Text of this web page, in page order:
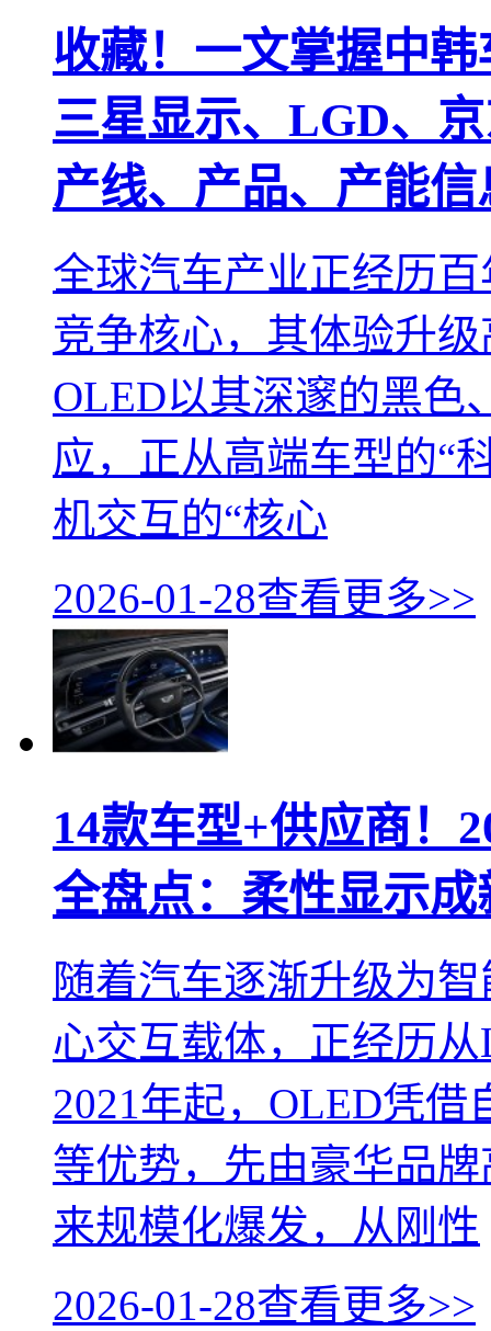
收藏！一文掌握中
三星显示、LGD、
产线、产品、产能信
全球汽车产业正经历
竞争核心，其体验升
OLED以其深邃的黑色
应，正从高端车型的“
机交互的“核心
2026-01-28查看更多>>
14款车型+供应商！
全盘点：柔性显示成
随着汽车逐渐升级为
心交互载体，正经历
2021年起，OLED凭
等优势，先由豪华品
来规模化爆发，从刚性
2026-01-28查看更多>>